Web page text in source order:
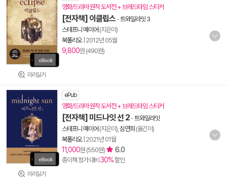
미리읽기
영화/드라마 원작 도서전 + 브레드타임 스티커
[전자책] 이클립스 -트와일라잇 3
스테프니 메이어 (지은이)
북폴리오| 2012년 05월
9,800원 (490원)
미리읽기
ePub
영화/드라마 원작 도서전 + 브레드타임 스티커
[전자책] 미드나잇 선 2 -트와일라잇
스테프니 메이어 (지은이), 심연희 (옮긴이)
북폴리오| 2021년 01월
11,000원 (550원) 6.0
종이책 정가 대비 30%할인